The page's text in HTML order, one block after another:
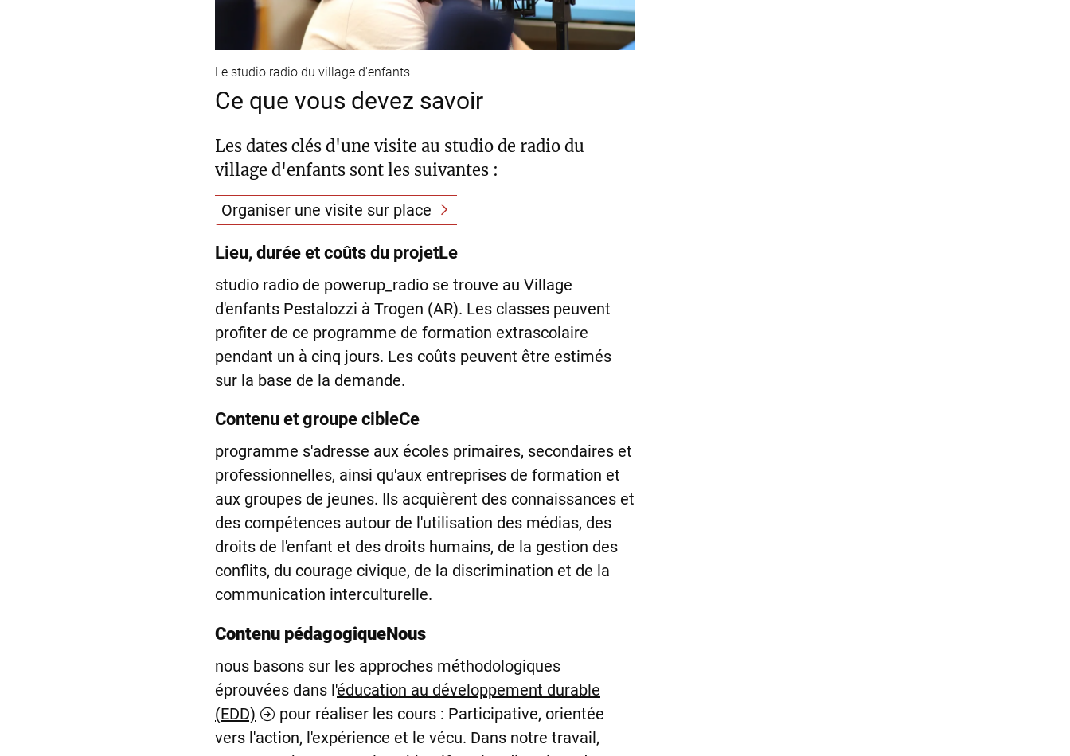
Le studio radio du village d'enfants
Ce que vous devez savoir
Les dates clés d'une visite au studio de radio du
village d'enfants sont les suivantes :
Organiser une visite sur place
Lieu, durée et coûts du projetLe
studio radio de powerup_radio se trouve au Village
d'enfants Pestalozzi à Trogen (AR). Les classes peuvent
profiter de ce programme de formation extrascolaire
pendant un à cinq jours. Les coûts peuvent être estimés
sur la base de la demande.
Contenu et groupe cibleCe
programme s'adresse aux écoles primaires, secondaires et
professionnelles, ainsi qu'aux entreprises de formation et
aux groupes de jeunes. Ils acquièrent des connaissances et
des compétences autour de l'utilisation des médias, des
droits de l'enfant et des droits humains, de la gestion des
conflits, du courage civique, de la discrimination et de la
communication interculturelle.
Contenu pédagogiqueNous
nous basons sur les approches méthodologiques
éprouvées dans l'éducation au développement durable
(EDD)
pour réaliser les cours : Participative, orientée
vers l'action, l'expérience et le vécu. Dans notre travail,